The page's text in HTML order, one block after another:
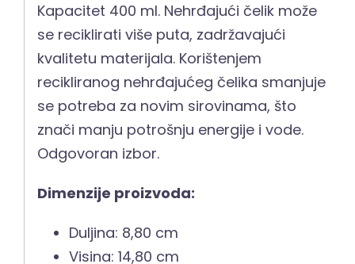
Kapacitet 400 ml. Nehrđajući čelik može
se reciklirati više puta, zadržavajući
kvalitetu materijala. Korištenjem
recikliranog nehrđajućeg čelika smanjuje
se potreba za novim sirovinama, što
znači manju potrošnju energije i vode.
Odgovoran izbor.
Dimenzije proizvoda:
Duljina: 8,80 cm
Visina: 14,80 cm